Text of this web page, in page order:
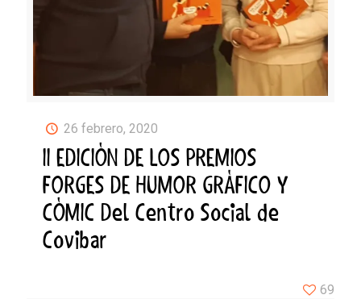
26 febrero, 2020
II EDICIÓN DE LOS PREMIOS
FORGES DE HUMOR GRÁFICO Y
CÓMIC Del Centro Social de
Covibar
69